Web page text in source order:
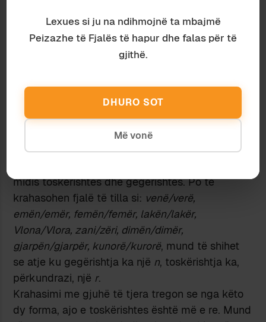
gjatë disa brezave. Në mungesë të
interferencave, folësit gjithnjë kujtojnë se po e
riprodhojnë atë gjuhë që u kanë dhënë prindët –
moderne, të cilat praktikisht dominohen dhe
normalizohen nga mediat.
Nga ana tjetër, ndryshimet mund të prekin
vetëm disa zona ku flitet gjuha, çka shpie pastaj
në përftimin e dialekteve. Të marrim p.sh.
midis toskërishtes dhe gegërishtes. Po të
krahasohen fjalë të tilla si: venë/verë,
emën/emër, femën/femër, lakën/lakër,
Vlona/Vlora, zani/zëri, dimën/dimër,
gjarpën/gjarpër, kunorë/kurorë, mund të shihet
se atje ku gegërishtja ka një n, toskërishtja ka,
përkundrazi, një r.
Krahasimi me gjuhë të tjera tregon se nga këto
dy forma, ajo e toskërishtes është më e re. Mund
Lexues si ju na ndihmojnë ta mbajmë
Peizazhe të Fjalës të hapur dhe falas për të
gjithë.
DHURO SOT
Më vonë